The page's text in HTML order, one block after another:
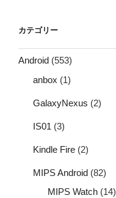
カテゴリー
Android (553)
anbox (1)
GalaxyNexus (2)
IS01 (3)
Kindle Fire (2)
MIPS Android (82)
MIPS Watch (14)